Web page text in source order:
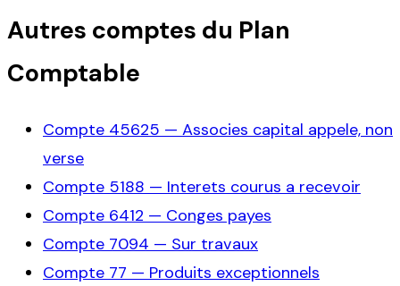
Autres comptes du Plan
Comptable
Compte 45625 — Associes capital appele, non
verse
Compte 5188 — Interets courus a recevoir
Compte 6412 — Conges payes
Compte 7094 — Sur travaux
Compte 77 — Produits exceptionnels